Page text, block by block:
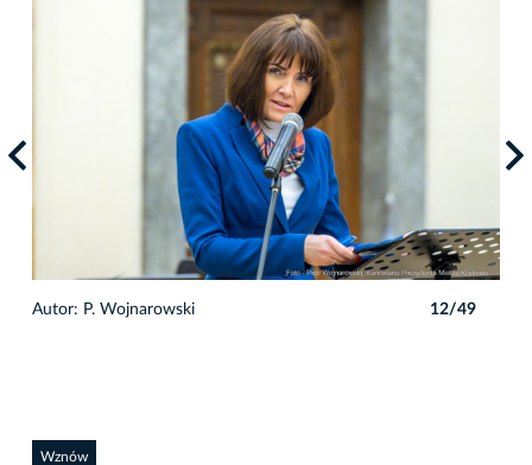
Autor: P. Wojnarowski 12/49
Wznów